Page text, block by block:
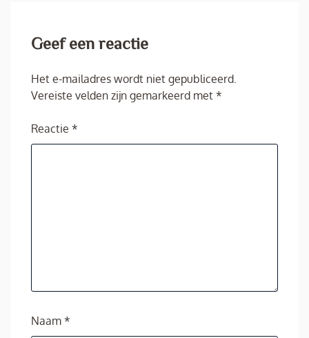
Geef een reactie
Het e-mailadres wordt niet gepubliceerd.
Vereiste velden zijn gemarkeerd met *
Reactie *
Naam *